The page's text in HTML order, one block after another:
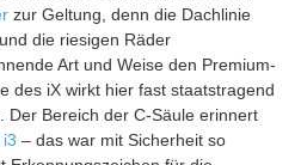
zur Geltung, denn die Dachlinie
die riesigen Räder
Art und Weise den Premium-
des iX wirkt hier fast staatstragend
Der Bereich der C-Säule erinnert
i3 – das war mit Sicherheit so